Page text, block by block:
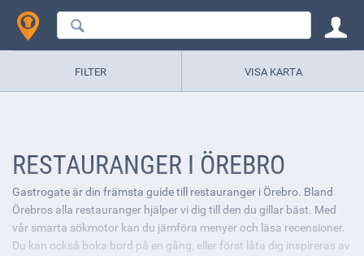
FILTER VISA KARTA
RESTAURANGER I ÖREBRO
Gastrogate är din främsta guide till restauranger i Örebro. Bland
Örebros alla restauranger hjälper vi dig till den du gillar bäst. Med
vår smarta sökmotor kan du jämföra menyer och läsa recensioner.
Du kan också boka bord på en gång, eller först låta dig inspireras av